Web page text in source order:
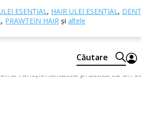
ESENȚIAL, HAIR ULEI ESENȚIAL,
, PRAWTEIN HAIR și altele
Căutare
păstreze uleiurile esențiale,
funcționalitatea practică cu un